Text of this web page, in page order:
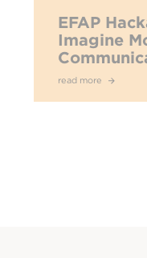
EFAP
Imagine
read more